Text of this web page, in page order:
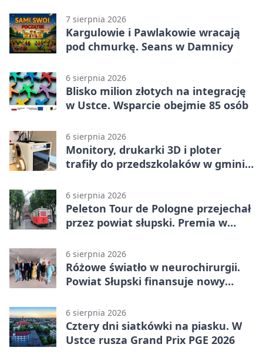
7 sierpnia 2026
Kargulowie i Pawlakowie wracają
pod chmurkę. Seans w Damnicy
6 sierpnia 2026
Blisko milion złotych na integrację
w Ustce. Wsparcie obejmie 85 osób
6 sierpnia 2026
Monitory, drukarki 3D i ploter
trafiły do przedszkolaków w gminie
6 sierpnia 2026
Peleton Tour de Pologne przejechał
przez powiat słupski. Premia w
6 sierpnia 2026
Różowe światło w neurochirurgii.
Powiat Słupski finansuje nowy
6 sierpnia 2026
Cztery dni siatkówki na piasku. W
Ustce rusza Grand Prix PGE 2026